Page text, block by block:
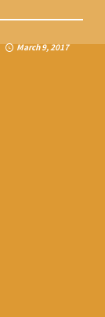
March9,2017